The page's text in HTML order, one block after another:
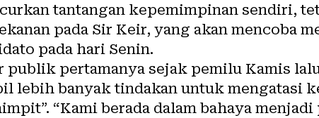
tantangan kepemimpinan sendiri,
pada Sir Keir, yang akan mencoba
pada hari Senin.
publik pertamanya sejak pemilu Kamis
lebih banyak tindakan untuk mengatasi
“Kami berada dalam bahaya